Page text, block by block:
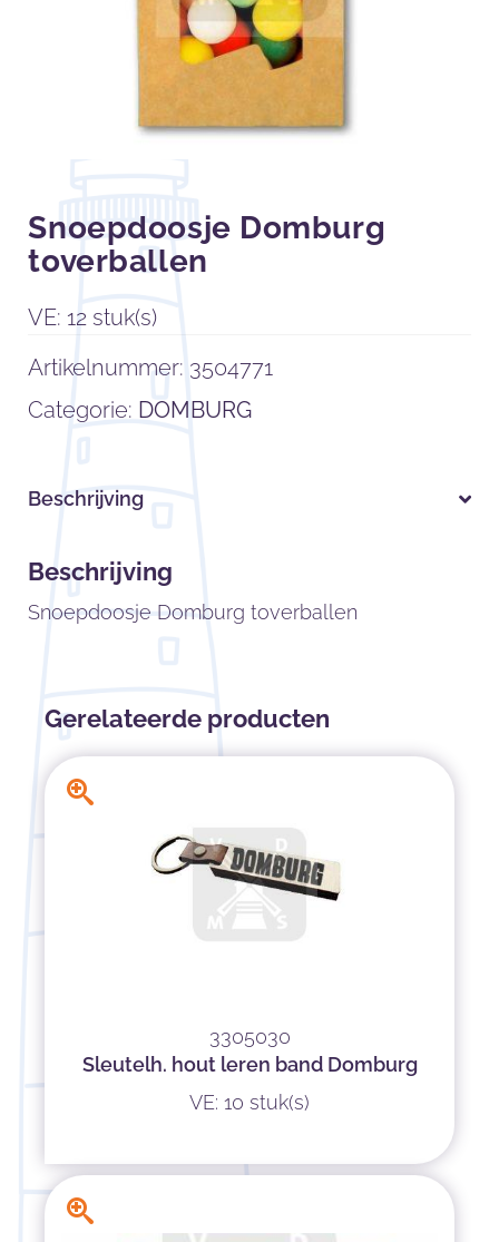
Snoepdoosje Domburg
toverballen
VE: 12 stuk(s)
Artikelnummer: 3504771
Categorie: DOMBURG
Beschrijving
Beschrijving
Snoepdoosje Domburg toverballen
Gerelateerde producten
3305030
Sleutelh. hout leren band Domburg
VE: 10 stuk(s)